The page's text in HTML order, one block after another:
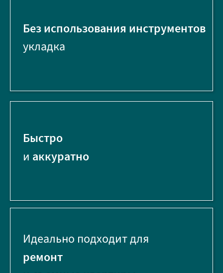
Без использования инструментов
укладка
Быстро
и аккуратно
Идеально подходит для
ремонт